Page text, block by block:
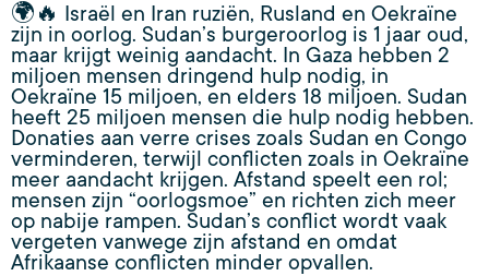
🌍🔥 Israël en Iran ruziën, Rusland en Oekraïne
zijn in oorlog. Sudan’s burgeroorlog is 1 jaar oud,
maar krijgt weinig aandacht. In Gaza hebben 2
miljoen mensen dringend hulp nodig, in
Oekraïne 15 miljoen, en elders 18 miljoen. Sudan
heeft 25 miljoen mensen die hulp nodig hebben.
Donaties aan verre crises zoals Sudan en Congo
verminderen, terwijl conflicten zoals in Oekraïne
meer aandacht krijgen. Afstand speelt een rol;
mensen zijn “oorlogsmoe” en richten zich meer
op nabije rampen. Sudan’s conflict wordt vaak
vergeten vanwege zijn afstand en omdat
Afrikaanse conflicten minder opvallen.